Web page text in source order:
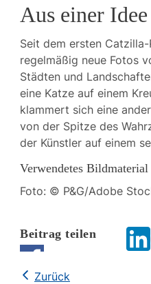
Aus einer
Seit dem ersten
regelmäßig neue Fotos
Städten und
eine Katze auf einem
klammert sich eine
von der Spitze des
der Künstler auf einem
Verwendetes Bildmaterial
Foto: © P&G/Adobe
Zurück